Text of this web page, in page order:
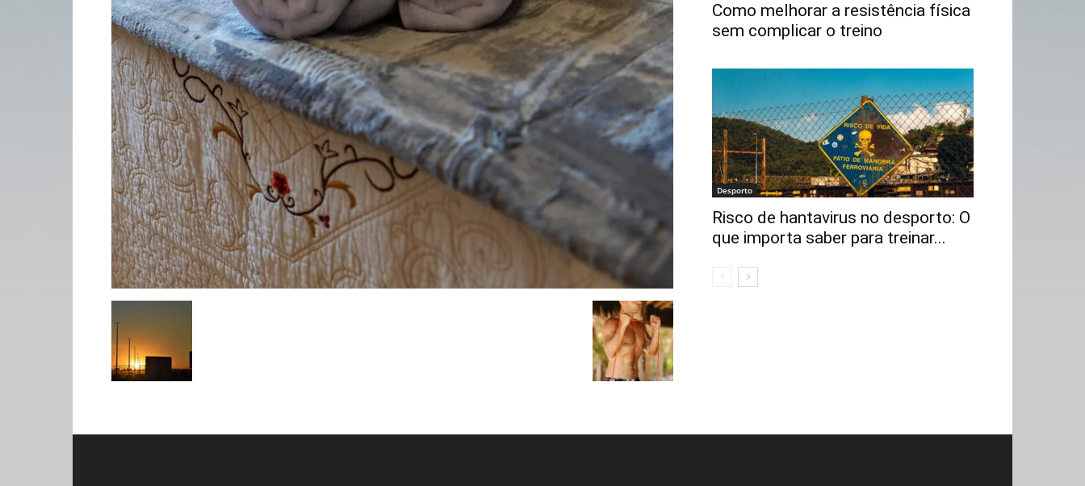
Como melhorar a resistência física
sem complicar o treino
Desporto
Risco de hantavirus no desporto: O
que importa saber para treinar...